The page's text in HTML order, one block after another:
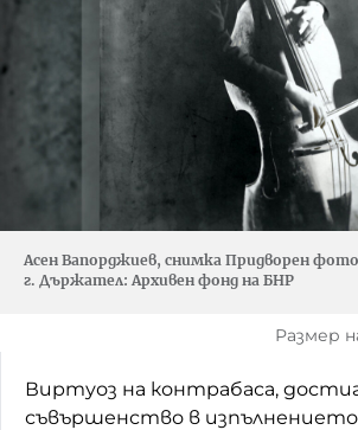
Асен Вапорджиев, снимка Придворен
г. Държател: Архивен фонд на БНР
Размер
Виртуоз на контрабаса,
съвършенство в изпълнението